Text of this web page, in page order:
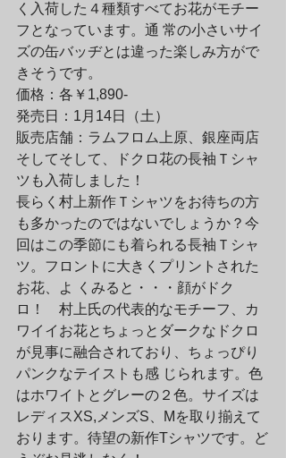
く入荷した４種類すべてお花がモチー
フとなっています。通 常の小さいサイ
ズの缶バッヂとは違った楽しみ方がで
きそうです。
価格：各￥1,890-
発売日：1月14日（土）
販売店舗：ラムフロム上原、銀座両店
そしてそして、ドクロ花の長袖Ｔシャ
ツも入荷しました！
長らく村上新作Ｔシャツをお待ちの方
も多かったのではないでしょうか？今
回はこの季節にも着られる長袖Ｔシャ
ツ。フロントに大きくプリントされた
お花、よ くみると・・・顔がドク
ロ！　村上氏の代表的なモチーフ、カ
ワイイお花とちょっとダークなドクロ
が見事に融合されており、ちょっぴり
パンクなテイストも感 じられます。色
はホワイトとグレーの２色。サイズは
レディスXS,メンズS、Mを取り揃えて
おります。待望の新作Tシャツです。ど